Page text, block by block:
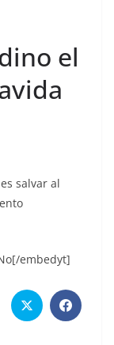
el
salvar al
embedyt]